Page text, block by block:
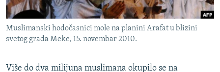
VIŠE OD NASLOVA
GENOCID U SREBRENICI
TV LIBERTY
PRATITE NAS
Sve RFE/RL stranice
Muslimanski hodočasnici mole na planini Arafat u blizini
svetog grada Meke, 15. novembar 2010.
Više do dva milijuna muslimana okupilo se na